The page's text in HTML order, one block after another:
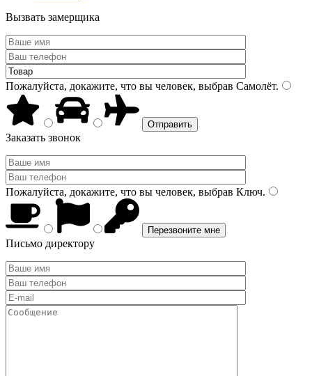
Вызвать замерщика
Пожалуйста, докажите, что вы человек, выбрав Самолёт.
Заказать звонок
Пожалуйста, докажите, что вы человек, выбрав Ключ.
Письмо директору